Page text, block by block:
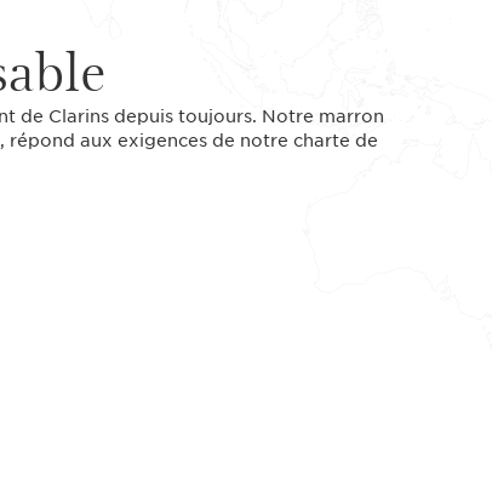
de Clarins depuis toujours. Notre marron
répond aux exigences de notre charte de